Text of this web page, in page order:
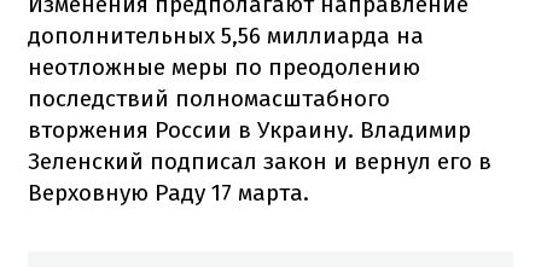
дополнительных 5,56 миллиарда на
неотложные меры по преодолению
последствий полномасштабного
вторжения России в Украину. Владимир
Зеленский подписал закон и вернул его в
Верховную Раду 17 марта.